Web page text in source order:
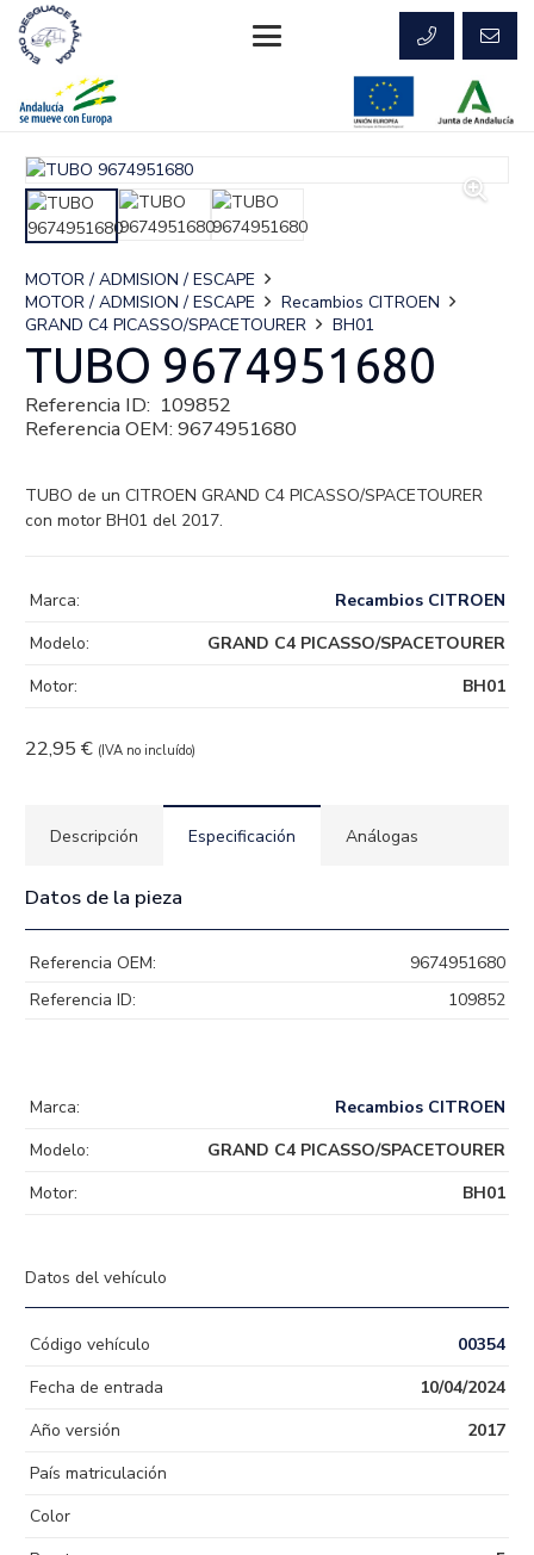
MOTOR / ADMISION / ESCAPE
MOTOR / ADMISION / ESCAPE
Recambios CITROEN
GRAND C4 PICASSO/SPACETOURER
BH01
TUBO 9674951680
Referencia ID: 109852
Referencia OEM: 9674951680
TUBO de un CITROEN GRAND C4 PICASSO/SPACETOURER
con motor BH01 del 2017.
22,95 € (IVA no incluído)
Marca:
Recambios CITROEN
Modelo:
GRAND C4 PICASSO/SPACETOURER
Motor:
BH01
Descripción Especificación Análogas
Datos de la pieza
Referencia OEM:
9674951680
Referencia ID:
109852
Marca:
Recambios CITROEN
Modelo:
GRAND C4 PICASSO/SPACETOURER
Motor:
BH01
Datos del vehículo
Código vehículo
00354
Fecha de entrada
10/04/2024
Año versión
2017
País matriculación
Color